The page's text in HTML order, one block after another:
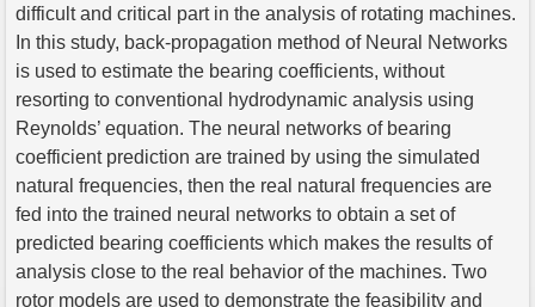
difficult and critical part in the analysis of rotating machines.
In this study, back-propagation method of Neural Networks
is used to estimate the bearing coefficients, without
resorting to conventional hydrodynamic analysis using
Reynolds’ equation. The neural networks of bearing
coefficient prediction are trained by using the simulated
natural frequencies, then the real natural frequencies are
fed into the trained neural networks to obtain a set of
predicted bearing coefficients which makes the results of
analysis close to the real behavior of the machines. Two
rotor models are used to demonstrate the feasibility and